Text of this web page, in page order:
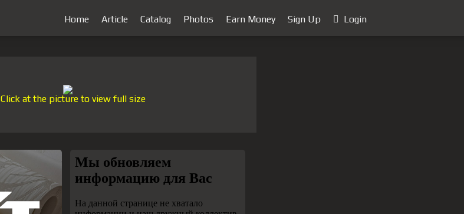
Home Article Catalog Photos Earn Money Sign Up Login
Click at the picture to view full size